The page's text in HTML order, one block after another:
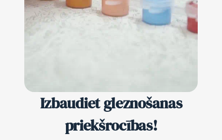
Izbaudiet gleznošanas
priekšrocības!